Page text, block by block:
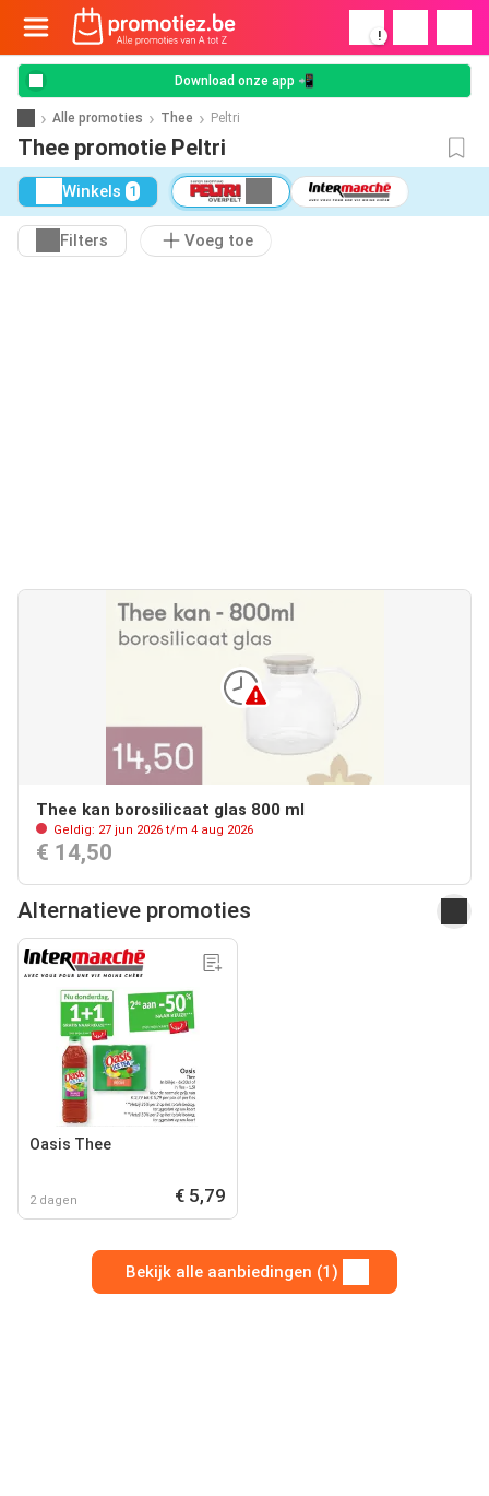
!
Download onze app 📲
Alle promoties Thee Peltri
Thee promotie Peltri
Winkels 1
Filters Voeg toe
Thee kan borosilicaat glas 800 ml
Geldig: 27 jun 2026 t/m 4 aug 2026
€ 14,50
Alternatieve promoties
Oasis Thee
2 dagen € 5,79
Bekijk alle aanbiedingen (1)